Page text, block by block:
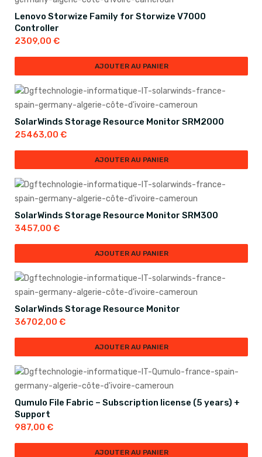
Lenovo Storwize Family for Storwize V7000
Controller
2309,00 €
AJOUTER AU PANIER
SolarWinds Storage Resource Monitor SRM2000
25463,00 €
AJOUTER AU PANIER
SolarWinds Storage Resource Monitor SRM300
3457,00 €
AJOUTER AU PANIER
SolarWinds Storage Resource Monitor
36702,00 €
AJOUTER AU PANIER
Qumulo File Fabric – Subscription license (5 years) +
Support
987,00 €
AJOUTER AU PANIER